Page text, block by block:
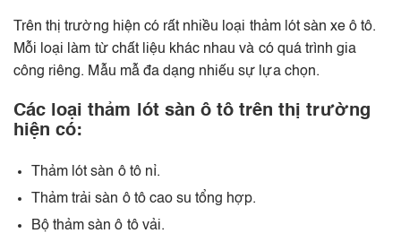
Trên thị trường hiện có rất nhiều loại thảm lót sàn xe ô tô.
Mỗi loại làm từ chất liệu khác nhau và có quá trình gia
công riêng. Mẫu mẫ đa dạng nhiếu sự lựa chọn.
Các loại thảm lót sàn ô tô trên thị trường
hiện có:
Thảm lót sàn ô tô nỉ.
Thảm trải sàn ô tô cao su tổng hợp.
Bộ thảm sàn ô tô vải.